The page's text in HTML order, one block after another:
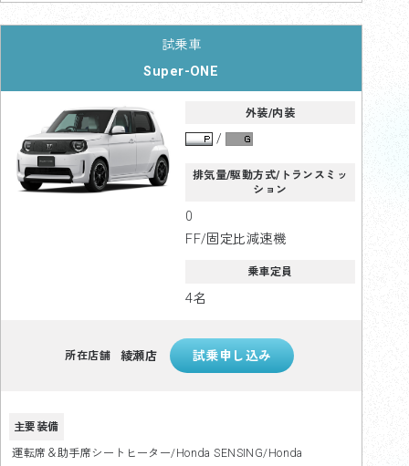
外装/内装
Super-ONE
排気量/駆動方式/トランスミッ
ション
0
FF/固定比減速機
乗車定員
4名
所在店舗 綾瀬店
主要装備
運転席＆助手席シートヒーター/Honda SENSING/Honda